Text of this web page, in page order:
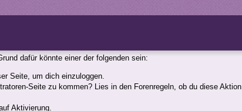
dafür könnte einer der folgenden sein:
Seite, um dich einzuloggen.
Seite zu kommen? Lies in den Forenregeln, ob du diese Aktion
Aktivierung.